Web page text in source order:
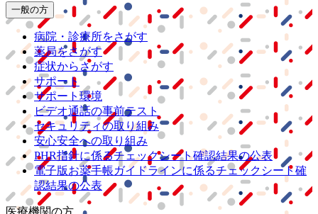
一般の方
病院・診療所をさがす
薬局をさがす
症状からさがす
サポート
サポート環境
ビデオ通話の事前テスト
セキュリティの取り組み
安心安全への取り組み
PHR指針に係るチェックシート確認結果の公表
電子版お薬手帳ガイドラインに係るチェックシート確
認結果の公表
医療機関の方